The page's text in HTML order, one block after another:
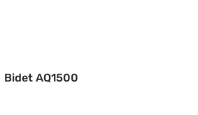
Bidet AQ1500